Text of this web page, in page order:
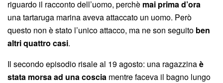
riguardo il racconto dell’uomo, perchè mai prima d’ora
una tartaruga marina aveva attaccato un uomo. Però
questo non è stato l’unico attacco, ma ne son seguito ben
altri quattro casi.
Il secondo episodio risale al 19 agosto: una ragazzinaè
stata morsa ad una coscia mentre faceva il bagno lungo